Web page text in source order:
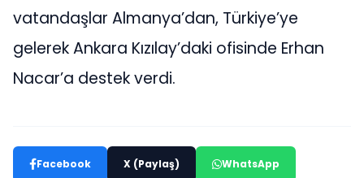
vatandaşlar Almanya’dan, Türkiye’ye
gelerek Ankara Kızılay’daki ofisinde Erhan
Nacar’a destek verdi.
Facebook X (Paylaş) WhatsApp